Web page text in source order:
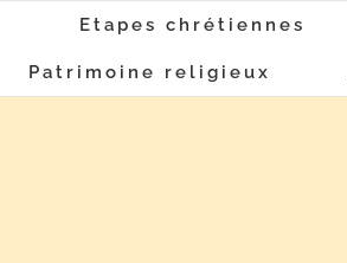
Etapes chrétiennes
Patrimoine religieux